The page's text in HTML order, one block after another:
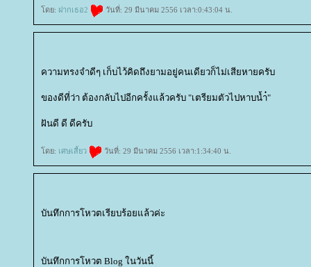
ดย: ฝากเธอ2 วันที่: 29 มีนาคม 2556 เวลา:0:43:04 น.
ความทรงจำดีๆ เก็บไว้คิดถึงยามอยู่คนเดียวก็ไม่เสียหายครับ
ของดีที่ว่า ต้องกลับไปอีกครั้งแล้วครับ "เตรียมตัวไปหาบน้ำ๋"
ฝันดี ดี ดีครับ
ดย: เศษเสี้ยว วันที่: 29 มีนาคม 2556 เวลา:1:34:40 น.
บันทึกการโหวตเรียบร้อยแล้วค่ะ
บันทึกการโหวต Blog ในวันนี้